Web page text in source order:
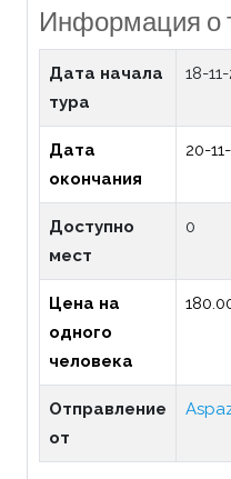
Информация о
Дата начала
тура
18-
Дата
окончания
20-
Доступно
мест
0
Цена на
одного
человека
Отправление
от